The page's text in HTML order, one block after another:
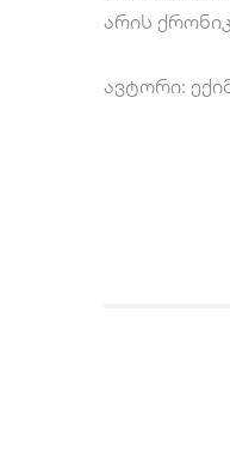
არის
ავტორი: